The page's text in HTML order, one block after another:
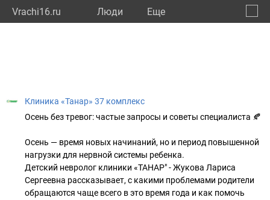
Vrachi16.ru Люди Eще
Клиника «Танар» 37 комплекс
Осень без тревог: частые запросы и советы специалиста 🍂
Осень — время новых начинаний, но и период повышенной
нагрузки для нервной системы ребенка.
Детский невролог клиники «ТАНАР" - Жукова Лариса
Сергеевна рассказывает, с какими проблемами родители
обращаются чаще всего в это время года и как помочь